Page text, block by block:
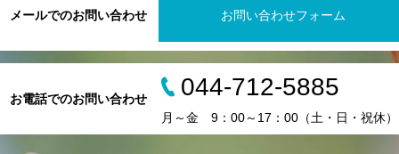
メールでのお問い合わせ お問い合わせフォーム
お電話でのお問い合わせ 044-712-5885
月～金 9：00～17：00（土・日・祝休）